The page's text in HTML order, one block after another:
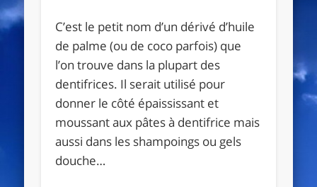
C’est le petit nom d’un dérivé d’huile
de palme (ou de coco parfois) que
l’on trouve dans la plupart des
dentifrices. Il serait utilisé pour
donner le côté épaississant et
moussant aux pâtes à dentifrice mais
aussi dans les shampoings ou gels
douche…